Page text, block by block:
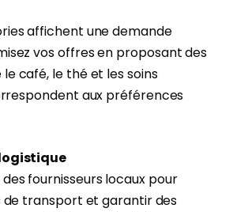
affichent une demande
vos offres en proposant des
café, le thé et les soins
aux préférences
fournisseurs locaux pour
de transport et garantir des